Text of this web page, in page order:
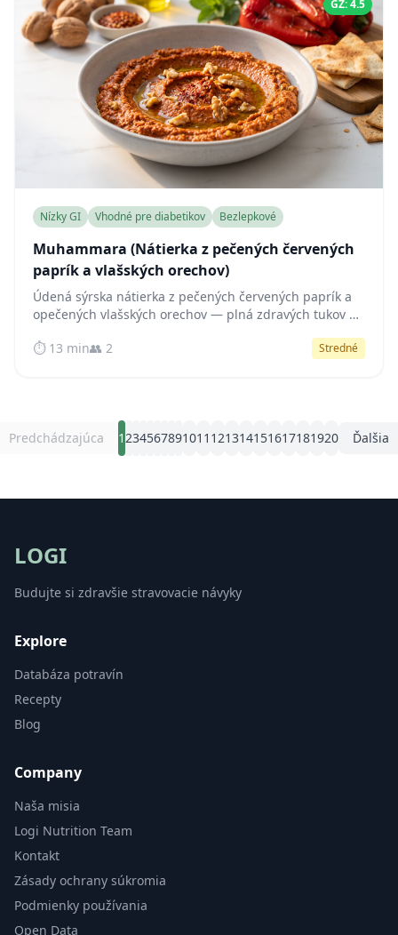
GZ: 4.5
Nízky GI Vhodné pre diabetikov Bezlepkové
Muhammara (Nátierka z pečených červených
paprík a vlašských orechov)
Údená sýrska nátierka z pečených červených paprík a
opečených vlašských orechov — plná zdravých tukov a
dopadom.
⏱️ 13 min👥 2 Stredné
Predchádzajúca 1234567891011 121314151617181920 Ďalšia
LOGI
Budujte si zdravšie stravovacie návyky
Explore
Databáza potravín
Recepty
Blog
Company
Naša misia
Logi Nutrition Team
Kontakt
Zásady ochrany súkromia
Podmienky používania
Open Data